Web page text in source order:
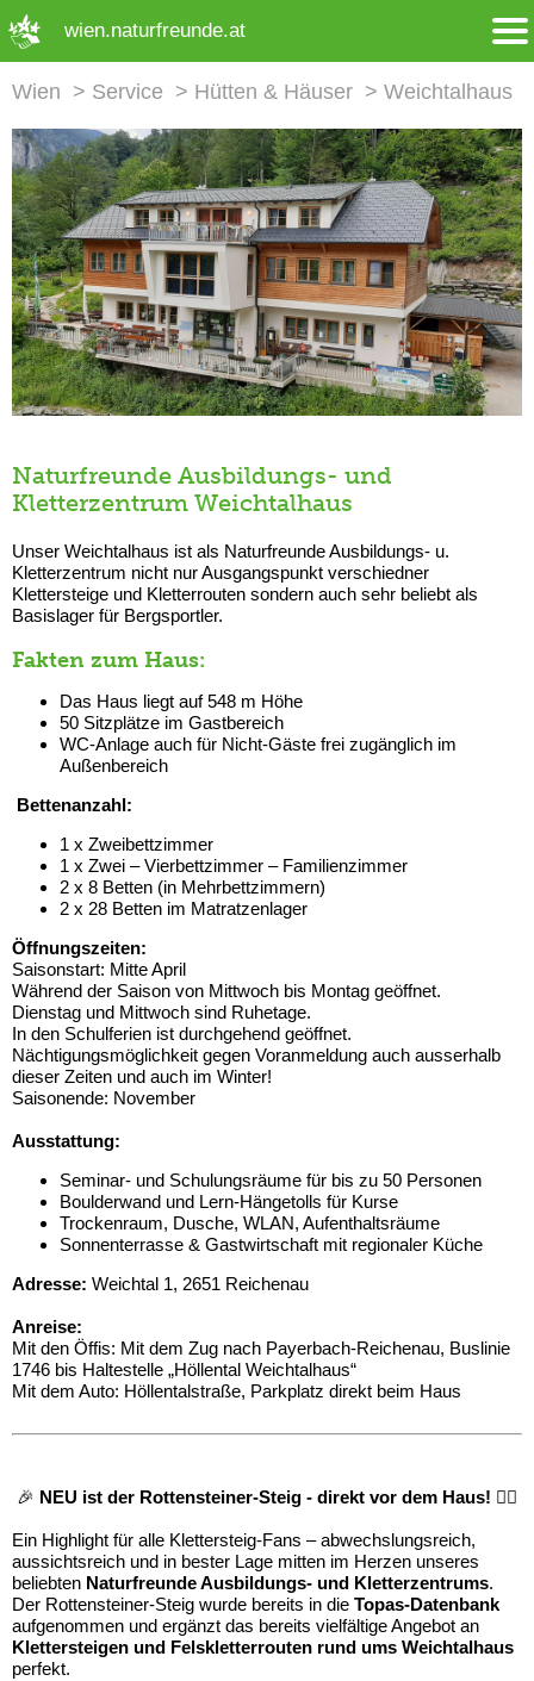
wien.naturfreunde.at
Wien Service Hütten & Häuser Weichtalhaus
Naturfreunde Ausbildungs- und
Kletterzentrum Weichtalhaus
Unser Weichtalhaus ist als Naturfreunde Ausbildungs- u.
Kletterzentrum nicht nur Ausgangspunkt verschiedner
Klettersteige und Kletterrouten sondern auch sehr beliebt als
Basislager für Bergsportler.
Fakten zum Haus:
Das Haus liegt auf 548 m Höhe
50 Sitzplätze im Gastbereich
WC-Anlage auch für Nicht-Gäste frei zugänglich im
Außenbereich
Bettenanzahl:
1 x Zweibettzimmer
1 x Zwei – Vierbettzimmer – Familienzimmer
2 x 8 Betten (in Mehrbettzimmern)
2 x 28 Betten im Matratzenlager
Öffnungszeiten:
Saisonstart: Mitte April
Während der Saison von Mittwoch bis Montag geöffnet.
Dienstag und Mittwoch sind Ruhetage.
In den Schulferien ist durchgehend geöffnet.
Nächtigungsmöglichkeit gegen Voranmeldung auch ausserhalb
dieser Zeiten und auch im Winter!
Saisonende: November
Ausstattung:
Seminar- und Schulungsräume für bis zu 50 Personen
Boulderwand und Lern-Hängetolls für Kurse
Trockenraum, Dusche, WLAN, Aufenthaltsräume
Sonnenterrasse & Gastwirtschaft mit regionaler Küche
Adresse: Weichtal 1, 2651 Reichenau
Anreise:
Mit den Öffis: Mit dem Zug nach Payerbach-Reichenau, Buslinie
1746 bis Haltestelle „Höllental Weichtalhaus“
Mit dem Auto: Höllentalstraße, Parkplatz direkt beim Haus
🎉 NEU ist der Rottensteiner-Steig - direkt vor dem Haus! 🧗‍♂️
Ein Highlight für alle Klettersteig-Fans – abwechslungsreich,
aussichtsreich und in bester Lage mitten im Herzen unseres
beliebten Naturfreunde Ausbildungs- und Kletterzentrums.
Der Rottensteiner-Steig wurde bereits in die Topas-Datenbank
aufgenommen und ergänzt das bereits vielfältige Angebot an
Klettersteigen und Felskletterrouten rund ums Weichtalhaus
perfekt.